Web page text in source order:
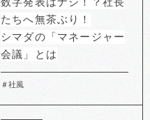
たちへ無茶ぶり！
シマダの「マネージャー
会議」とは
＃社風